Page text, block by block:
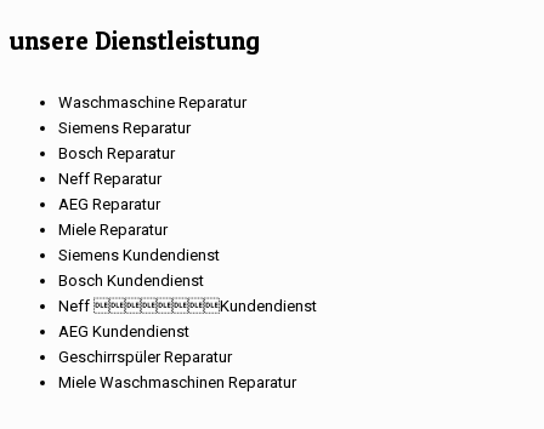
unsere Dienstleistung
Waschmaschine Reparatur
Siemens Reparatur
Bosch Reparatur
Neff Reparatur
AEG Reparatur
Miele Reparatur
Siemens Kundendienst
Bosch Kundendienst
Neff Kundendienst
AEG Kundendienst
Geschirrspüler Reparatur
Miele Waschmaschinen Reparatur